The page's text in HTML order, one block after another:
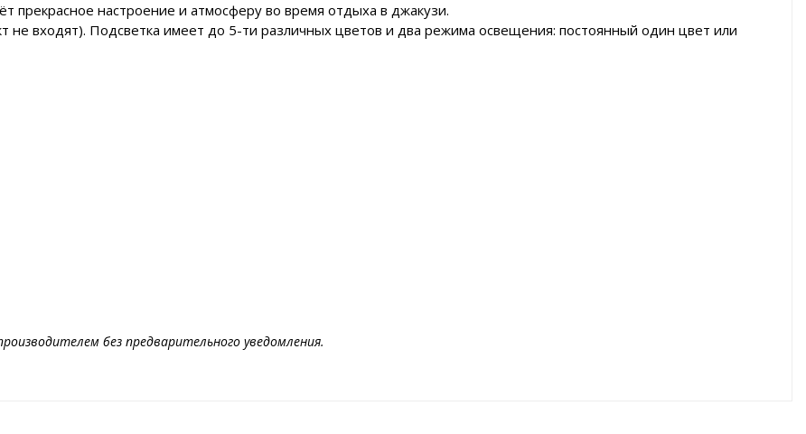
прекрасное настроение и атмосферу во время отдыха в джакузи.
не входят). Подсветка имеет до 5-ти различных цветов и два режима освещения: постоянный один цвет или
без предварительного уведомления.